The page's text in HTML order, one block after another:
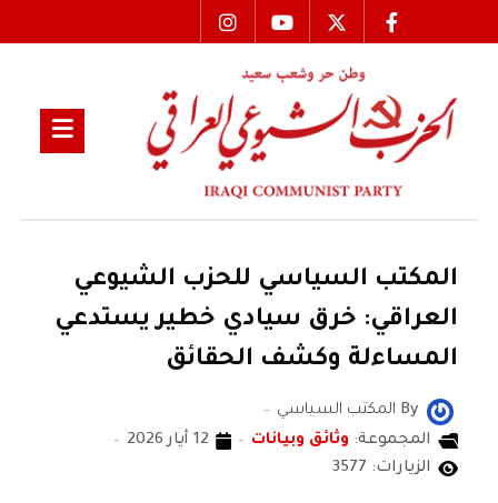
المكتب السياسي للحزب الشيوعي
العراقي: خرق سيادي خطير يستدعي
المساءلة وكشف الحقائق
By المكتب السياسي
المجموعة: وثائق وبيانات
12 أيار 2026
الزيارات: 3577